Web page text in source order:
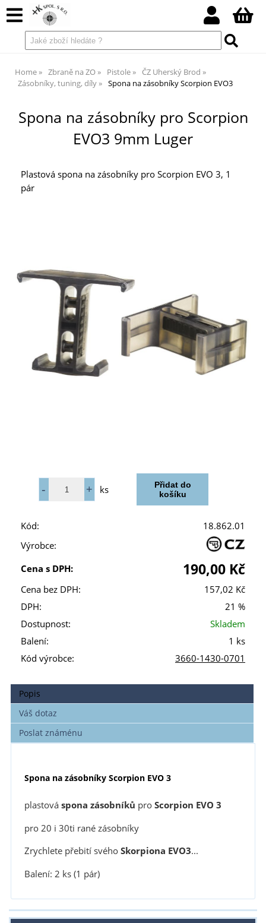
Home Zbraně na ZO Pistole
ČZ Uherský Brod
Zásobníky, tuning, díly
Spona na zásobníky Scorpion EVO3
Spona na zásobníky pro Scorpion
EVO3 9mm Luger
Plastová spona na zásobníky pro Scorpion EVO 3, 1
pár
ks
Kód:
18.862.01
Výrobce:
Cena s DPH:
190,00 Kč
Cena bez DPH:
157,02 Kč
DPH:
21 %
Dostupnost:
Skladem
Balení:
1 ks
Kód výrobce:
3660-1430-0701
Popis
Váš dotaz
Poslat známénu
Spona na zásobníky Scorpion EVO 3
plastováspona zásobníků proScorpion EVO 3
pro 20 i 30ti rané zásobníky
Zrychlete přebití svéhoSkorpiona EVO3...
Balení: 2 ks (1 pár)